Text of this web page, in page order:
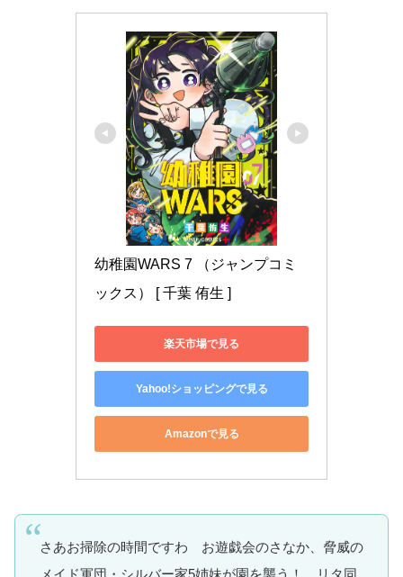
幼稚園WARS 7 （ジャンプコミ
ックス） [ 千葉 侑生 ]
楽天市場で見る
Yahoo!ショッピングで見る
Amazonで見る
さあお掃除の時間ですわ お遊戯会のさなか、脅威の
メイド軍団・シルバー家5姉妹が園を襲う！ リタ同